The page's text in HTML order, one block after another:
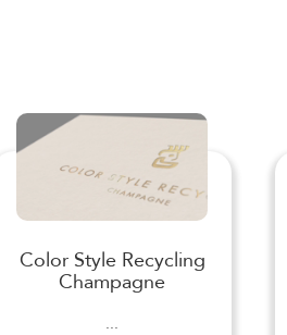
Color Style Recycling
Champagne
...